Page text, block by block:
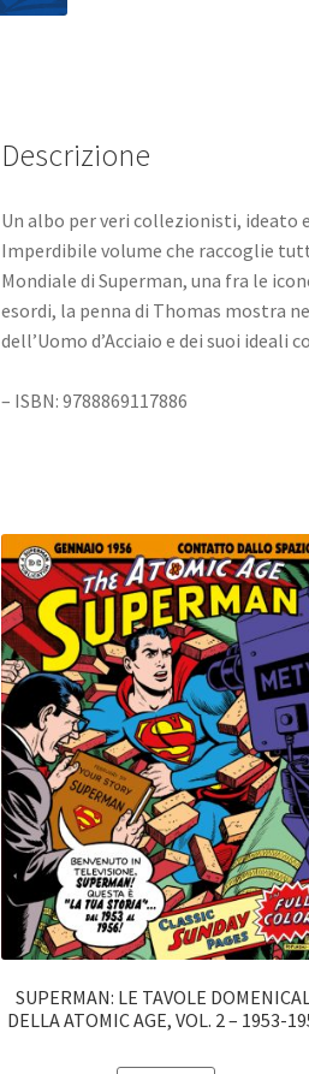
Descrizione
Un albo per veri collezionisti, ideato
Imperdibile volume che raccoglie
Mondiale di Superman, una fra le
esordi, la penna di Thomas mostra
dell’Uomo d’Acciaio e dei suoi ideali
– ISBN: 9788869117886
SUPERMAN: LE TAVOLE
DELLA ATOMIC AGE, VOL. 2 – 1953-